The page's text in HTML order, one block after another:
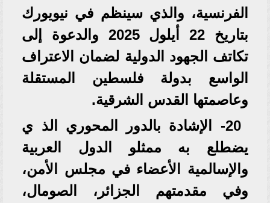
الفرنسية، والذي سينظم في نيويورك
بتاريخ 22 أيلول 2025 والدعوة إلى
تكاتف الجهود الدولية لضمان الاعتراف
الواسع بدولة فلسطين المستقلة
وعاصمتها القدس الشرقية.
20- الإشادة بالدور المحوري الذ ي
يضطلع به ممثلو الدول العربية
والإسالمية الأعضاء في مجلس الأمن،
وفي مقدمتهم الجزائر، الصومال،